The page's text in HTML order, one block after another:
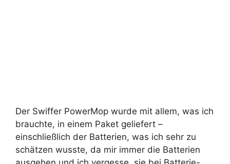
Der Swiffer PowerMop wurde mit allem, was ich
brauchte, in einem Paket geliefert –
einschließlich der Batterien, was ich sehr zu
schätzen wusste, da mir immer die Batterien